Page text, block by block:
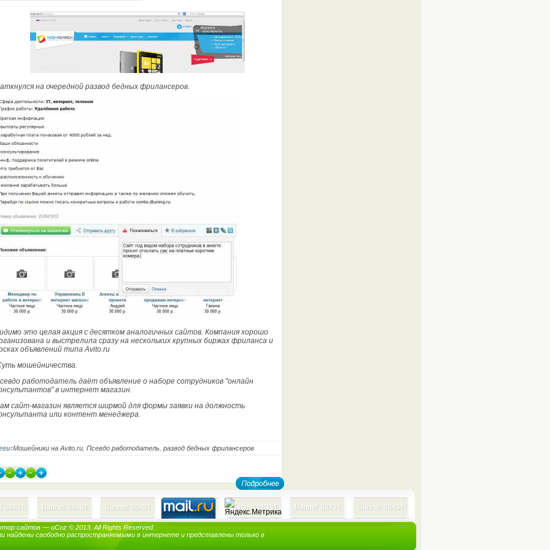
на очередной развод бедных фрилансеров.
это целая акция с десятком аналогичных сайтов. Компания хорошо
и выстрелила сразу на нескольких крупных биржах фриланса и
объявлений типа Avito.ru
мошейничества.
работодатель даёт объявление о наборе сотрудников "онлайн
в интернет магазин.
сайт-магазин является ширмой для формы заявки на должность
или контент менеджера.
Мошейники на Avito.ru, Псевдо работодатель, развод бедных фрилансеров
+screen.height+
сайтов— uCoz© 2013. All Rights Reserved.
свободно распространяемыми в интернете и представлены только в